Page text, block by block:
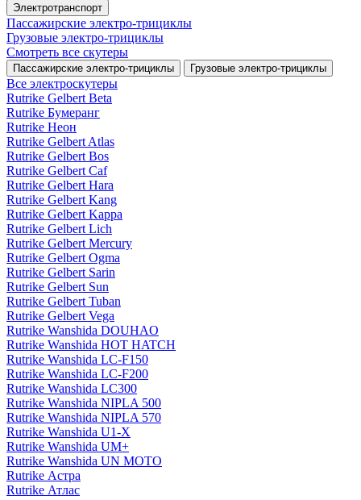
Электротранспорт
Пассажирские электро‑трициклы
Грузовые электро‑трициклы
Смотреть все скутеры
Пассажирские электро‑трициклы Грузовые электро‑трициклы
Все электро­скутеры
Rutrike Gelbert Beta
Rutrike Бумеранг
Rutrike Неон
Rutrike Gelbert Atlas
Rutrike Gelbert Bos
Rutrike Gelbert Caf
Rutrike Gelbert Hara
Rutrike Gelbert Kang
Rutrike Gelbert Kappa
Rutrike Gelbert Lich
Rutrike Gelbert Mercury
Rutrike Gelbert Ogma
Rutrike Gelbert Sarin
Rutrike Gelbert Sun
Rutrike Gelbert Tuban
Rutrike Gelbert Vega
Rutrike Wanshida DOUHAO
Rutrike Wanshida HOT HATCH
Rutrike Wanshida LC-F150
Rutrike Wanshida LC-F200
Rutrike Wanshida LC300
Rutrike Wanshida NIPLA 500
Rutrike Wanshida NIPLA 570
Rutrike Wanshida U1-X
Rutrike Wanshida UM+
Rutrike Wanshida UN MOTO
Rutrike Астра
Rutrike Атлас